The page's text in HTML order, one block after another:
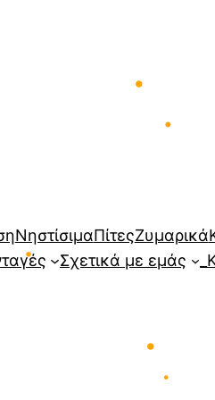
ΝηστίσιμαΠίτεςΖυμαρικά
Σχετικά με εμάς